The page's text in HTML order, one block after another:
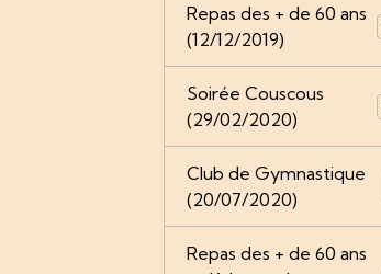
Repas des + de 60 ans
(12/12/2019)
Soirée Couscous
(29/02/2020)
Club de Gymnastique
(20/07/2020)
Repas des + de 60 ans